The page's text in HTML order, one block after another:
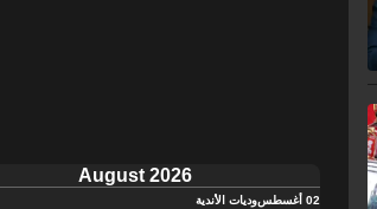
August 2026
02 أغسطس وديات الأندية